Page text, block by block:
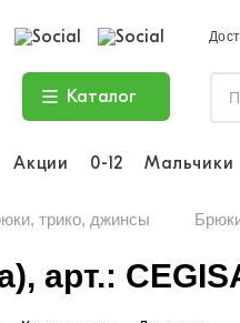
Каталог
Акции 0-12 Мальчики
трико, джинсы
арт.: